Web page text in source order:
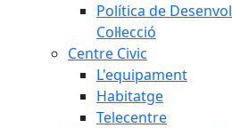
Política de
Col·lecció
Centre Civic
L'equipament
Habitatge
Telecentre